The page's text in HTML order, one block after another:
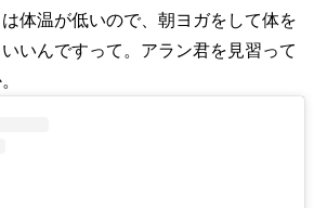
体温が低いので、朝ヨガをして体を
いんですって。アラン君を見習って